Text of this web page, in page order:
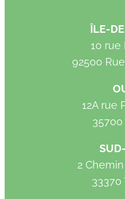
ÎLE-
10 rue
92500
12A rue
35700
2
33370